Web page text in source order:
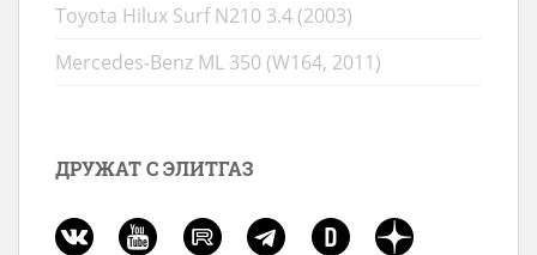
Toyota Hilux Surf N210 3.4 (2003)
Mercedes-Benz ML 350 (W164, 2011)
ДРУЖАТ С ЭЛИТГАЗ